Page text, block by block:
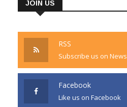
JOIN US
RSS
Subscribe us on News
Facebook
Like us on Facebook